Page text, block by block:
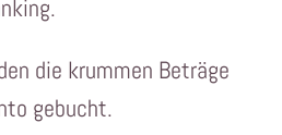
die krummen Beträge
gebucht.